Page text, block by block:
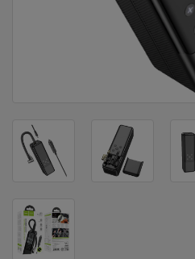
KLIMATIZACIJA
PC